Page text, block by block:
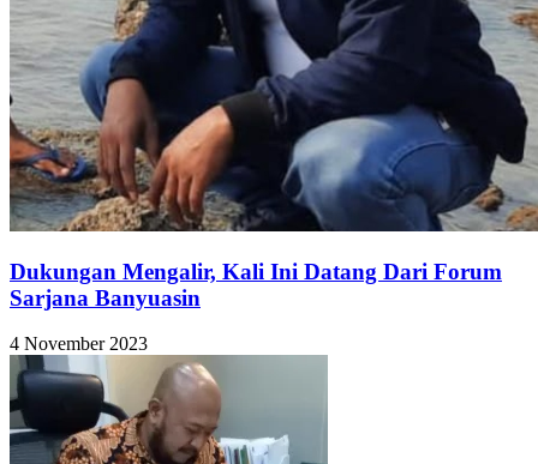
Dukungan Mengalir, Kali Ini Datang Dari Forum
Sarjana Banyuasin
4 November 2023